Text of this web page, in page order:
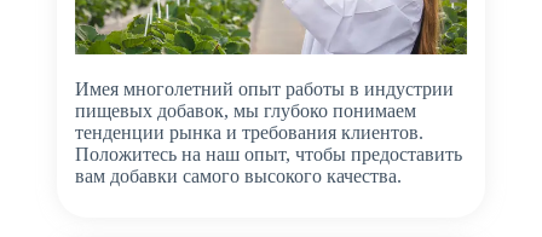
Имея многолетний опыт работы в индустрии
пищевых добавок, мы глубоко понимаем
тенденции рынка и требования клиентов.
Положитесь на наш опыт, чтобы предоставить
вам добавки самого высокого качества.